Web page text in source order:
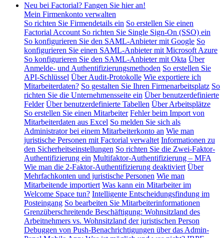
Neu bei Factorial? Fangen Sie hier an!
Mein Firmenkonto verwalten
So richten Sie Firmendetails ein So erstellen Sie einen
Factorial Account So richten Sie Single Sign-On (SSO) ein
So konfigurieren Sie den SAML-Anbieter mit Google So
konfigurieren Sie einen SAML-Anbieter mit Microsoft Azure
So konfigurieren Sie den SAML-Anbieter mit Okta Über
Anmelde- und Authentifizierungsmethoden So erstellen Sie
API-Schlüssel Über Audit-Protokolle Wie exportiere ich
Mitarbeiterdaten? So gestalten Sie Ihren Firmenarbeitsplatz So
richten Sie die Unternehmensseite ein Über benutzerdefinierte
Felder Über benutzerdefinierte Tabellen Über Arbeitsplätze
So erstellen Sie einen Mitarbeiter Fehler beim Import von
Mitarbeiterdaten aus Excel So melden Sie sich als
Administrator bei einem Mitarbeiterkonto an Wie man
juristische Personen mit Factorial verwaltet Informationen zu
den Sicherheitseinstellungen So richten Sie die Zwei-Faktor-
Authentifizierung ein Multifaktor-Authentifizierung – MFA
Wie man die 2-Faktor-Authentifizierung deaktiviert Über
Mehrfachkonten und juristische Personen Wie man
Mitarbeitende importiert Was kann ein Mitarbeiter im
Welcome Space tun? Intelligente Entscheidungsfindung im
Posteingang So bearbeiten Sie Mitarbeiterinformationen
Grenzüberschreitende Beschäftigung: Wohnsitzland des
Arbeitnehmers vs. Wohnsitzland der juristischen Person
Debuggen von Push-Benachrichtigungen über das Admin-